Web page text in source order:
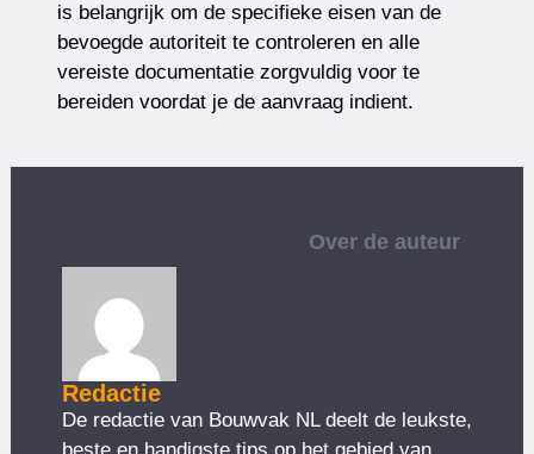
is belangrijk om de specifieke eisen van de
bevoegde autoriteit te controleren en alle
vereiste documentatie zorgvuldig voor te
bereiden voordat je de aanvraag indient.
Over de auteur
Redactie
De redactie van Bouwvak NL deelt de leukste,